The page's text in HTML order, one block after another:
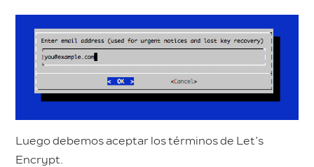
Luego debemos aceptar los términos de Let’s
Encrypt.